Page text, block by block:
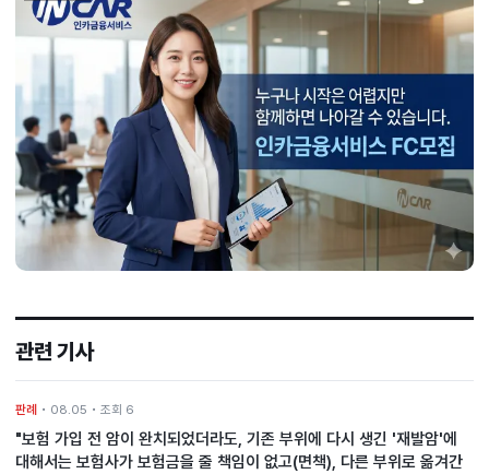
관련 기사
판례 • 08.05 • 조회 6
"보험 가입 전 암이 완치되었더라도, 기존 부위에 다시 생긴 '재발암'에
대해서는 보험사가 보험금을 줄 책임이 없고(면책), 다른 부위로 옮겨간